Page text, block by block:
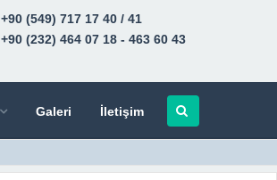
+90 (549) 717 17 40 / 41
+90 (232) 464 07 18 - 463 60 43
Galeri İletişim